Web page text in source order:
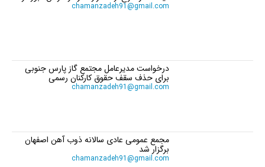
chamanzadeh91@gmail.com
درخواست مدیرعامل مجتمع گاز پارس جنوبی
برای حذف سقف حقوق کارکنان رسمی
chamanzadeh91@gmail.com
مجمع عمومی عادی سالانه ذوب آهن اصفهان
برگزار شد
chamanzadeh91@gmail.com